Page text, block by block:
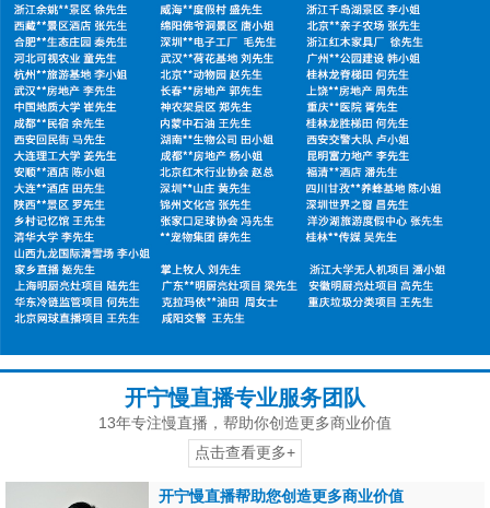
开宁慢直播专业服务团队
13年专注慢直播，帮助你创造更多商业价值
点击查看更多+
开宁慢直播帮助您创造更多商业价值